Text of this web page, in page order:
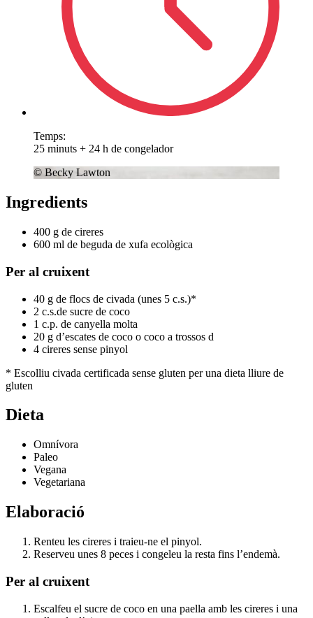
Temps:
25 minuts + 24 h de congelador
© Becky Lawton
Ingredients
400 g de cireres
600 ml de beguda de xufa ecològica
Per al cruixent
40 g de flocs de civada (unes 5 c.s.)*
2 c.s.de sucre de coco
1 c.p. de canyella molta
20 g d’escates de coco o coco a trossos d
4 cireres sense pinyol
* Escolliu civada certificada sense gluten per una dieta lliure de
gluten
Dieta
Omnívora
Paleo
Vegana
Vegetariana
Elaboració
Renteu les cireres i traieu-ne el pinyol.
Reserveu unes 8 peces i congeleu la resta fins l’endemà.
Per al cruixent
Escalfeu el sucre de coco en una paella amb les cireres i una